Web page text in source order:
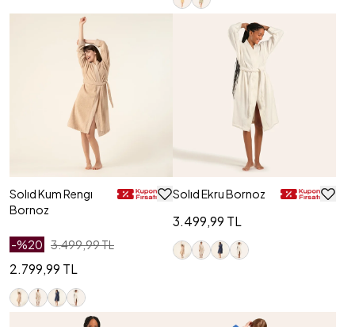
Solıd Kum Rengı
Bornoz
-%20 3.499,99 TL
2.799,99 TL
Solıd Ekru Bornoz
3.499,99 TL